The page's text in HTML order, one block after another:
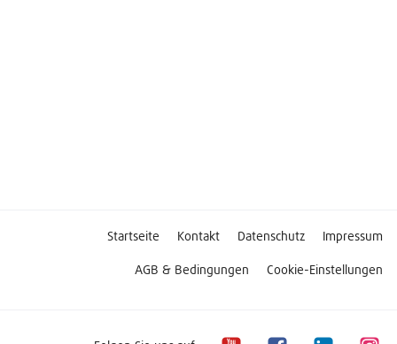
Startseite Kontakt Datenschutz Impressum
AGB & Bedingungen Cookie-Einstellungen